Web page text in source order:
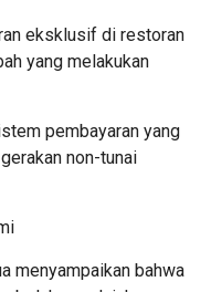
eksklusif di restoran
yang melakukan
pembayaran yang
non-tunai
menyampaikan bahwa